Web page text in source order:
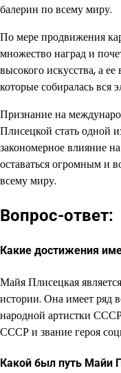
балерин по всему миру.
По мере продвижения
множество наград и
высокого искусства, а
которые собиралась вся
Признание на
Плисецкой стать одной
закономерное влияние
оставаться огромным и
всему миру.
Вопрос-ответ:
Какие достижения
Майя Плисецкая
истории. Она имеет ряд
народной артистки
СССР и звание героя
Какой был путь Майи